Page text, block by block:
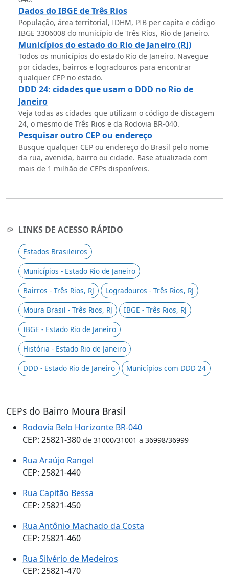
Dados do IBGE de Três Rios
População, área territorial, IDHM, PIB per capita e código
IBGE 3306008 do município de Três Rios, Rio de Janeiro.
Municípios do estado do Rio de Janeiro (RJ)
Todos os municípios do estado Rio de Janeiro. Navegue
por cidades, bairros e logradouros para encontrar
qualquer CEP no estado.
DDD 24: cidades que usam o DDD no Rio de
Janeiro
Veja todas as cidades que utilizam o código de discagem
24, o mesmo de Três Rios e da Rodovia BR-040.
Pesquisar outro CEP ou endereço
Busque qualquer CEP ou endereço do Brasil pelo nome
da rua, avenida, bairro ou cidade. Base atualizada com
mais de 1 milhão de CEPs disponíveis.
LINKS DE ACESSO RÁPIDO
Estados Brasileiros
Municípios - Estado Rio de Janeiro
Bairros - Três Rios, RJ
Logradouros - Três Rios, RJ
Moura Brasil - Três Rios, RJ
IBGE - Três Rios, RJ
IBGE - Estado Rio de Janeiro
História - Estado Rio de Janeiro
DDD - Estado Rio de Janeiro
Municípios com DDD 24
CEPs do Bairro Moura Brasil
Rodovia Belo Horizonte BR-040
CEP: 25821-380 de 31000/31001 a 36998/36999
Rua Araújo Rangel
CEP: 25821-440
Rua Capitão Bessa
CEP: 25821-450
Rua Antônio Machado da Costa
CEP: 25821-460
Rua Silvério de Medeiros
CEP: 25821-470